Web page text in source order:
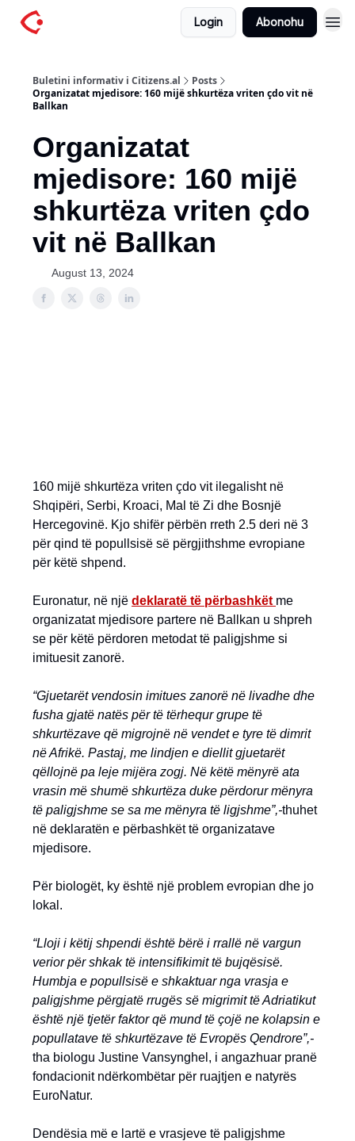
Login Abonohu
Buletini informativ i Citizens.al
Posts
Organizatat mjedisore: 160 mijë shkurtëza vriten çdo vit në
Ballkan
Organizatat
mjedisore: 160 mijë
shkurtëza vriten çdo
vit në Ballkan
August 13, 2024
160 mijë shkurtëza vriten çdo vit ilegalisht në
Shqipëri, Serbi, Kroaci, Mal të Zi dhe Bosnjë
Hercegovinë. Kjo shifër përbën rreth 2.5 deri në 3
për qind të popullsisë së përgjithshme evropiane
për këtë shpend.
Euronatur, në një deklaratë të përbashkët me
organizatat mjedisore partere në Ballkan u shpreh
se për këtë përdoren metodat të paligjshme si
imituesit zanorë.
“Gjuetarët vendosin imitues zanorë në livadhe dhe
fusha gjatë natës për të tërhequr grupe të
shkurtëzave që migrojnë në vendet e tyre të dimrit
në Afrikë. Pastaj, me lindjen e diellit gjuetarët
qëllojnë pa leje mijëra zogj. Në këtë mënyrë ata
vrasin më shumë shkurtëza duke përdorur mënyra
të paligjshme se sa me mënyra të ligjshme”,-thuhet
në deklaratën e përbashkët të organizatave
mjedisore.
Për biologët, ky është një problem evropian dhe jo
lokal.
“Lloji i këtij shpendi është bërë i rrallë në vargun
verior për shkak të intensifikimit të bujqësisë.
Humbja e popullsisë e shkaktuar nga vrasja e
paligjshme përgjatë rrugës së migrimit të Adriatikut
është një tjetër faktor që mund të çojë ne kolapsin e
popullatave të shkurtëzave të Evropës Qendrore”,-
tha biologu Justine Vansynghel, i angazhuar pranë
fondacionit ndërkombëtar për ruajtjen e natyrës
EuroNatur.
Dendësia më e lartë e vrasjeve të paligjshme